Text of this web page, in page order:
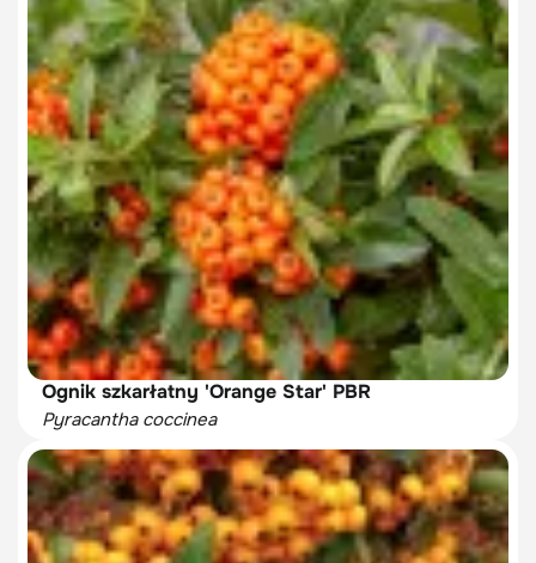
Ognik szkarłatny 'Orange Star' PBR
Pyracantha coccinea